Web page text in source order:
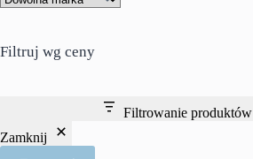
Filtruj wg ceny
Filtrowanie produktów
Zamknij